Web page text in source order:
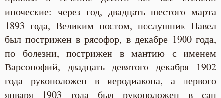
иноческие: через год, двадцать шестого марта
1893 года, Великим постом, послушник Павел
был пострижен в рясофор, в декабре 1900 года,
по болезни, пострижен в мантию с именем
Варсонофий, двадцать девятого декабря 1902
года рукоположен в иеродиакона, а первого
января 1903 года был рукоположен в сан